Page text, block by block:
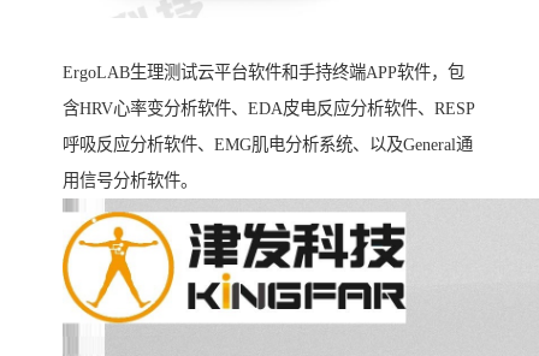
ErgoLAB生理测试云平台软件和手持终端APP软件，包
含HRV心率变分析软件、EDA皮电反应分析软件、RESP
呼吸反应分析软件、EMG肌电分析系统、以及General通
用信号分析软件。